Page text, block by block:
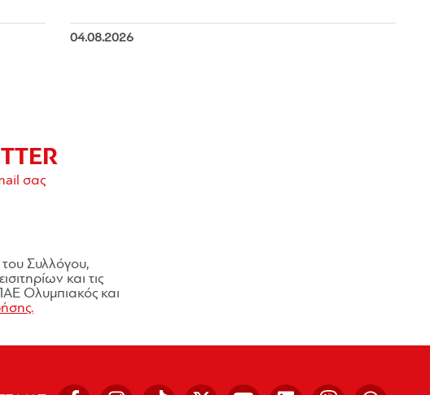
04.08.2026
σας
Συλλόγου,
και τις
Ολυμπιακός και